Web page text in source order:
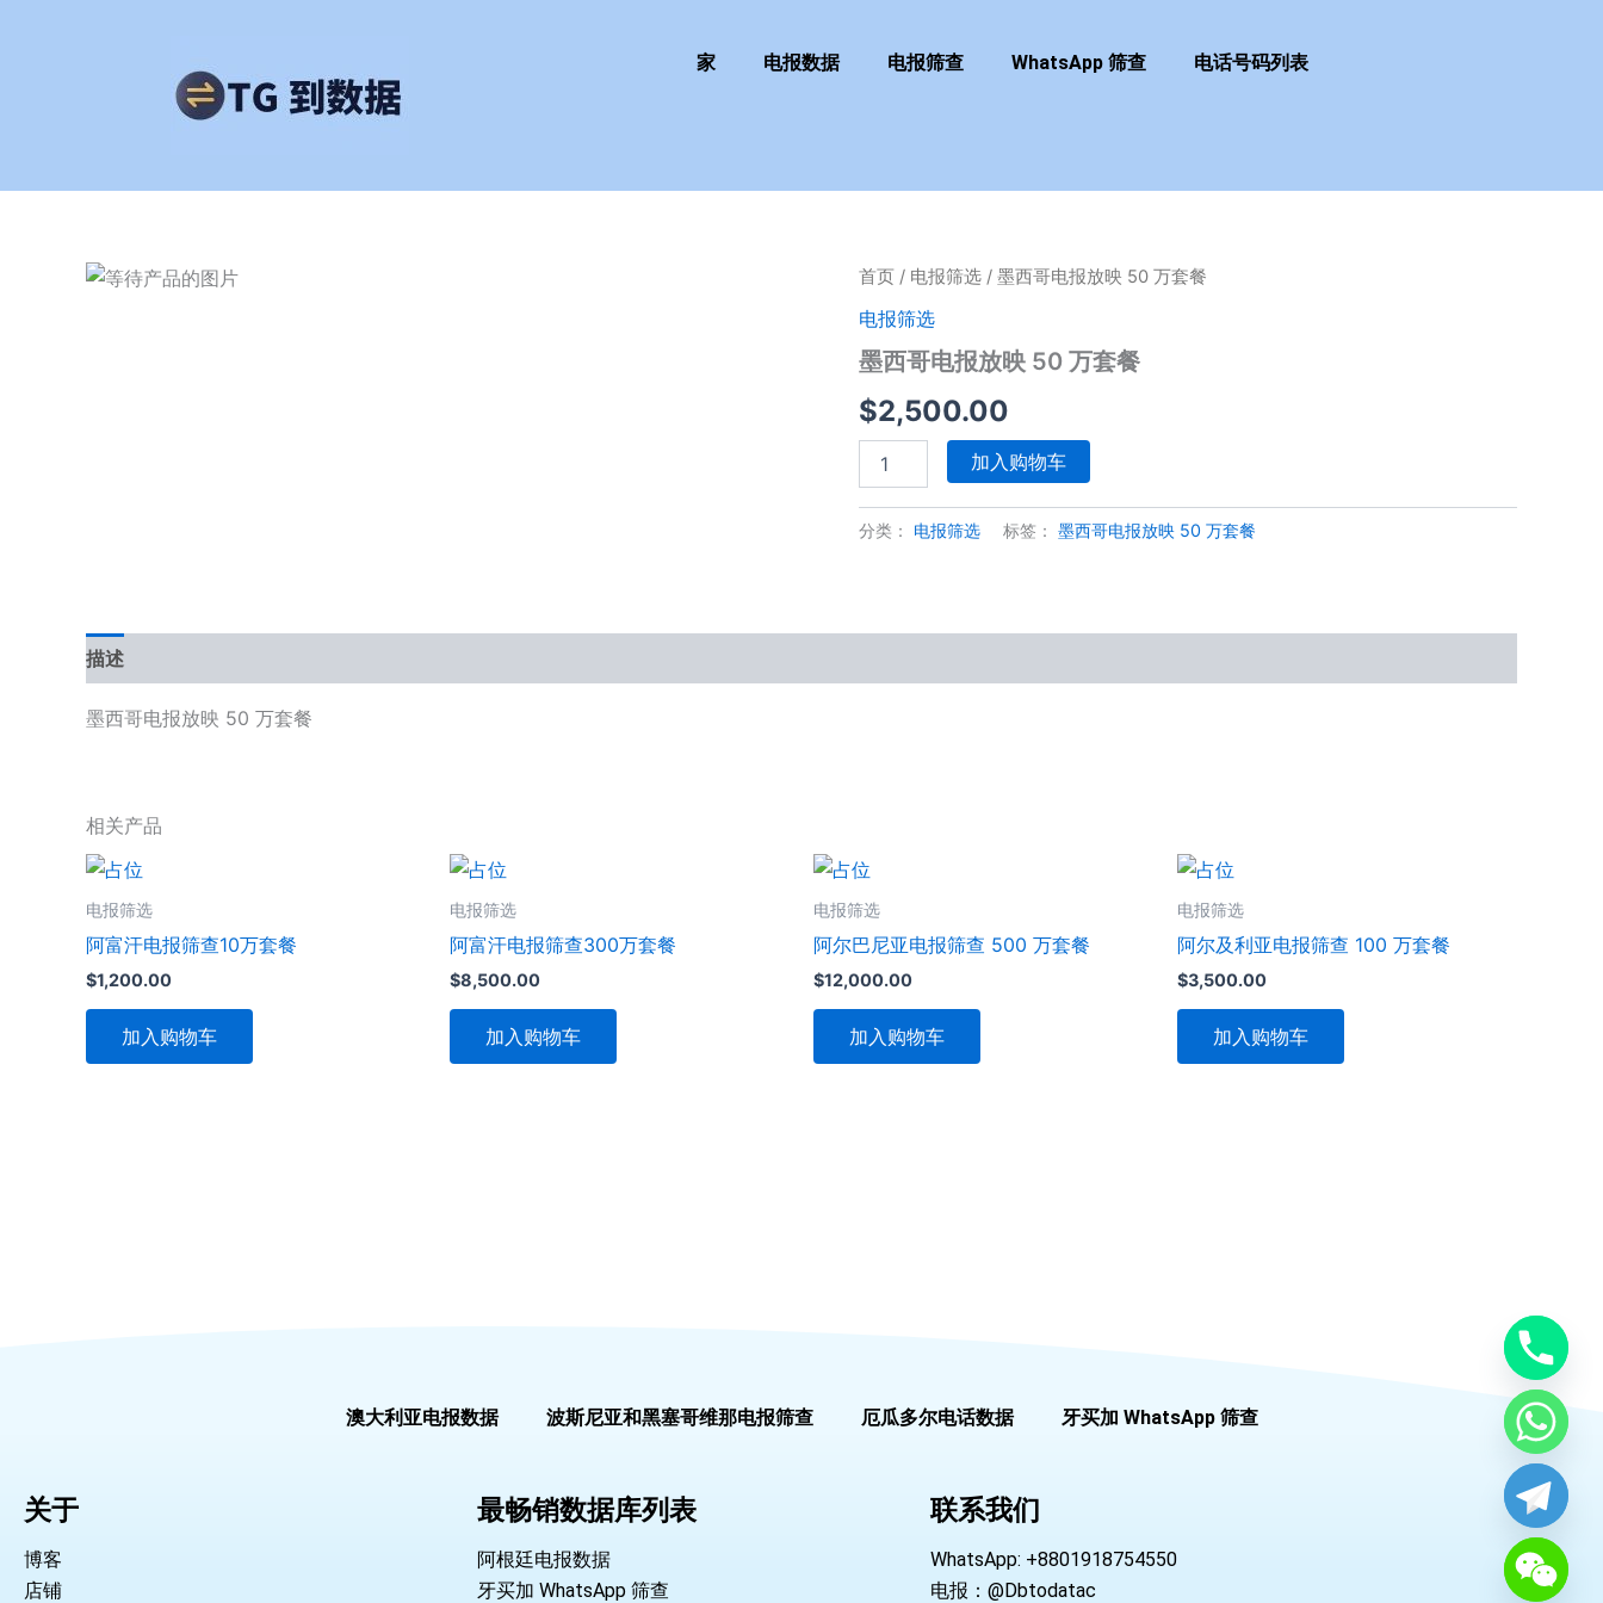
家 电报数据 电报筛查 WhatsApp 筛查 电话号码列表
首页 / 电报筛选 / 墨西哥电报放映 50 万套餐
电报筛选
墨西哥电报放映 50 万套餐
$2,500.00
墨
哥
报
映
50
套
餐
数
加入购物车
分类： 电报筛选 标签： 墨西哥电报放映 50 万套餐
描述
墨西哥电报放映 50 万套餐
相关产品
电报筛选
阿富汗电报筛查10万套餐
$1,200.00
加入购物车
电报筛选
阿富汗电报筛查300万套餐
$8,500.00
加入购物车
电报筛选
阿尔巴尼亚电报筛查 500 万套餐
$12,000.00
加入购物车
电报筛选
阿尔及利亚电报筛查 100 万套餐
$3,500.00
加入购物车
澳大利亚电报数据 波斯尼亚和黑塞哥维那电报筛查 厄瓜多尔电话数据 牙买加 WhatsApp 筛查
关于
博客
店铺
最畅销数据库列表
阿根廷电报数据
牙买加 WhatsApp 筛查
联系我们
WhatsApp: +8801918754550
电报：@Dbtodatac